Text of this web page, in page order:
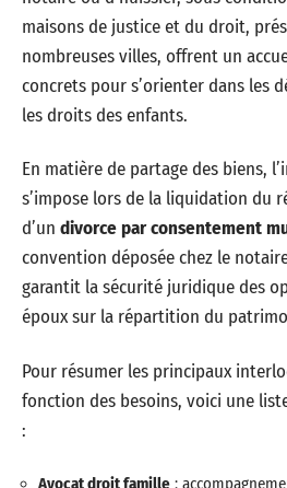
maisons de justice et du droit,
nombreuses villes, offrent un
concrets pour s’orienter dans les
les droits des enfants.
En matière de partage des biens,
s’impose lors de la liquidation du
d’un divorce par consentement
convention déposée chez le
garantit la sécurité juridique des
époux sur la répartition du
Pour résumer les principaux
fonction des besoins, voici une
:
Avocat droit famille :